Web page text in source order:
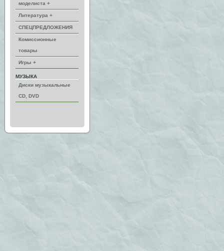
моделиста +
Литература +
СПЕЦПРЕДЛОЖЕНИЯ
Комиссионные
товары
Игры +
МУЗЫКА
Диски музыкальные
CD, DVD